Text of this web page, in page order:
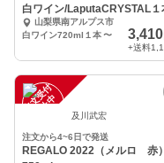
白ワイン/LaputaCRYSTAL１
山梨県南アルプス市
白ワイン720ml１本〜 3,410
+送料
注
文
受
付
停
止
中 及川武宏
注文から4~6日で発送
REGALO 2022（メルロ 赤